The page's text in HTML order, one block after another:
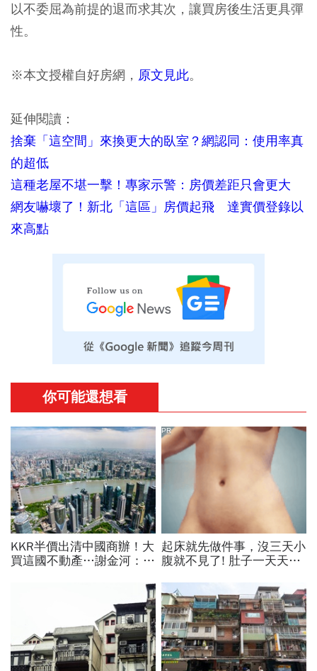
以不委屈為前提的退而求其次，讓買房後生活更具彈
性。
※本文授權自好房網， 原文見此。
延伸閱讀：
捨棄「這空間」來換更大的臥室？網認同：使用率真
的超低
這種老屋不堪一擊！專家示警：房價差距只會更大
網友嚇壞了！新北「這區」房價起飛 達實價登錄以
來高點